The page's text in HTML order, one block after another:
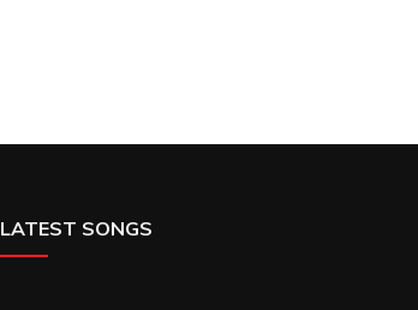
LATEST SONGS